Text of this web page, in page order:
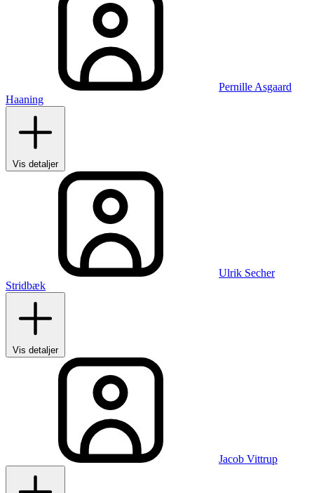
Pernille Asgaard
Haaning
Vis detaljer
Ulrik Secher
Stridbæk
Vis detaljer
Jacob Vittrup